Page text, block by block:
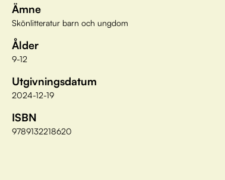
Ämne
Skönlitteratur barn och ungdom
Ålder
9-12
Utgivningsdatum
2024-12-19
ISBN
9789132218620